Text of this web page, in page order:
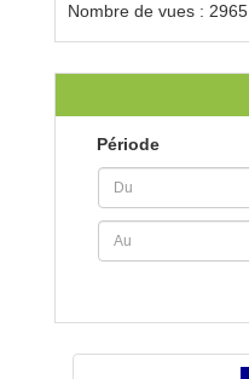
Nombre de vues : 2965
Période